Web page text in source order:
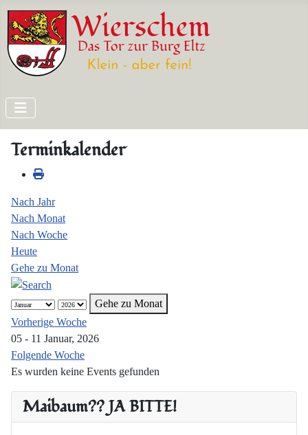
Maibaum?? JA BITTE!
Terminkalender
Nach Jahr
Nach Monat
Nach Woche
Heute
Gehe zu Monat
Gehe zu Monat
Vorherige Woche
05 - 11 Januar, 2026
Folgende Woche
Es wurden keine Events gefunden